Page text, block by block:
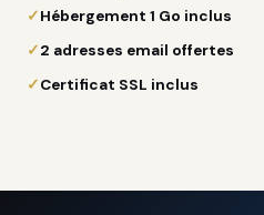
Hébergement 1 Go inclus
2 adresses email offertes
Certificat SSL inclus